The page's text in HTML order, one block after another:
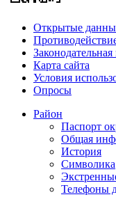
Открытые
Законодательная
Карта сайта
Условия
Опросы
Район
Паспорт
Общая
История
Символика
Телефоны